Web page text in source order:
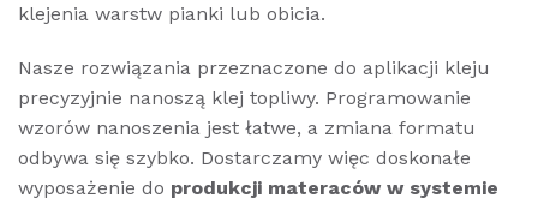
klejenia warstw pianki lub obicia.
Nasze rozwiązania przeznaczone do aplikacji kleju
precyzyjnie nanoszą klej topliwy. Programowanie
wzorów nanoszenia jest łatwe, a zmiana formatu
odbywa się szybko. Dostarczamy więc doskonałe
wyposażenie do produkcji materaców w systemie